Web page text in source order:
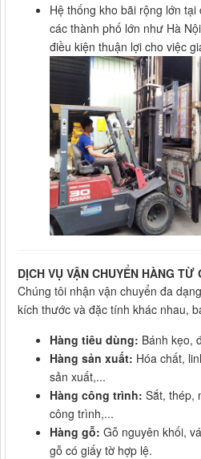
Hệ thống kho bãi rộng lớn
các thành phố lớn như Hà
điều kiện thuận lợi cho việc
DỊCH VỤ VẬN CHUYỂN HÀNG
Chúng tôi nhận vận chuyển đa
kích thước và đặc tính khác nhau,
Hàng tiêu dùng: Bánh kẹo,
Hàng sản xuất: Hóa chất,
sản xuất,...
Hàng công trình: Sắt, thép,
công trình,...
Hàng gỗ: Gỗ nguyên khối,
gỗ có giấy tờ hợp lệ.